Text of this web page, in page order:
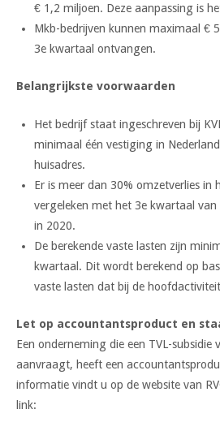
€ 1,2 miljoen. Deze aanpassing is
Mkb-bedrijven kunnen maximaal €
3e kwartaal ontvangen.
Belangrijkste voorwaarden
Het bedrijf staat ingeschreven bij
minimaal één vestiging in
huisadres.
Er is meer dan 30% omzetverlies in
vergeleken met het 3e kwartaal
in 2020.
De berekende vaste lasten zijn
kwartaal. Dit wordt berekend op
vaste lasten dat bij de
Let op accountantsproduct en
Een onderneming die een TVL-subsidie
aanvraagt, heeft een
informatie vindt u op de website van
link: